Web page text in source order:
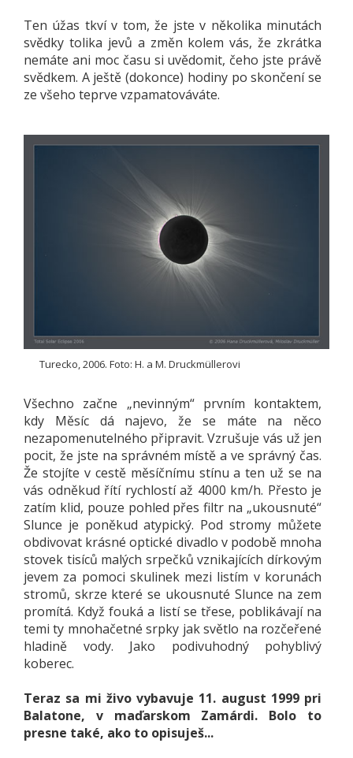
Ten úžas tkví v tom, že jste v několika minutách
svědky tolika jevů a změn kolem vás, že zkrátka
nemáte ani moc času si uvědomit, čeho jste právě
svědkem. A ještě (dokonce) hodiny po skončení se
ze všeho teprve vzpamatováváte.
Turecko, 2006. Foto: H. a M. Druckmüllerovi
Všechno začne „nevinným“ prvním kontaktem,
kdy Měsíc dá najevo, že se máte na něco
nezapomenutelného připravit. Vzrušuje vás už jen
pocit, že jste na správném místě a ve správný čas.
Že stojíte v cestě měsíčnímu stínu a ten už se na
vás odněkud řítí rychlostí až 4000 km/h. Přesto je
zatím klid, pouze pohled přes filtr na „ukousnuté“
Slunce je poněkud atypický. Pod stromy můžete
obdivovat krásné optické divadlo v podobě mnoha
stovek tisíců malých srpečků vznikajících dírkovým
jevem za pomoci skulinek mezi listím v korunách
stromů, skrze které se ukousnuté Slunce na zem
promítá. Když fouká a listí se třese, poblikávají na
temi ty mnohačetné srpky jak světlo na rozčeřené
hladině vody. Jako podivuhodný pohyblivý
koberec.
Teraz sa mi živo vybavuje 11. august 1999 pri
Balatone, v maďarskom Zamárdi. Bolo to
presne také, ako to opisuješ...